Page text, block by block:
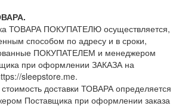
ТОВАРА ПОКУПАТЕЛЮ осуществляется,
способом по адресу и в сроки,
ПОКУПАТЕЛЕМ и менеджером
при оформлении ЗАКАЗА на
sleepstore.me.
доставки ТОВАРА определяется
Поставщика при оформлении заказа